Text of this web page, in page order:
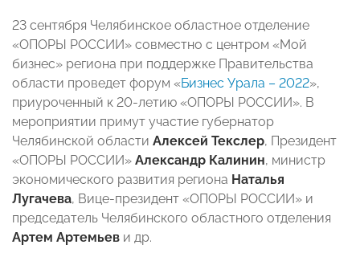
23 сентября Челябинское областное отделение
«ОПОРЫ РОССИИ» совместно с центром «Мой
бизнес» региона при поддержке Правительства
области проведет форум «Бизнес Урала – 2022»,
приуроченный к 20-летию «ОПОРЫ РОССИИ». В
мероприятии примут участие губернатор
Челябинской области Алексей Текслер, Президент
«ОПОРЫ РОССИИ» Александр Калинин, министр
экономического развития региона Наталья
Лугачева, Вице-президент «ОПОРЫ РОССИИ» и
председатель Челябинского областного отделения
Артем Артемьев и др.